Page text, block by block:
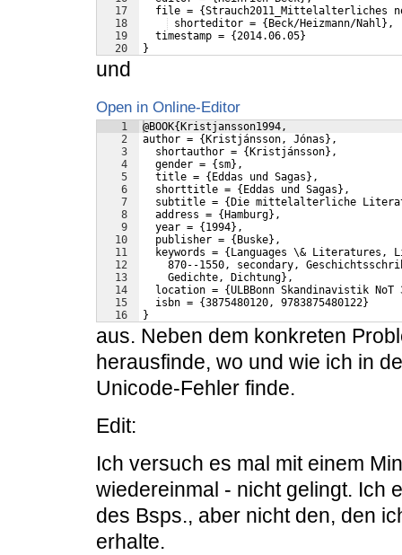
17
18
19
20
file = {Strauch2011_Mittelalterliches
shorteditor = {Beck/Heizmann/Nahl},
  timestamp = {2014.06.05}
}
und
Open in Online-Editor
1
2
3
4
5
6
7
8
9
10
11
12
13
14
15
16
@BOOK{Kristjansson1994,
author = {Kristjánsson, Jónas},
  shortauthor = {Kristjánsson},
  gender = {sm},
  title = {Eddas und Sagas},
  shorttitle = {Eddas und Sagas},
subtitle = {Die mittelalterliche
  address = {Hamburg},
  year = {1994},
  publisher = {Buske},
keywords = {Languages \& Literatures,
870--1550, secondary,
    Gedichte, Dichtung},
location = {ULBBonn Skandinavistik NoT
  isbn = {3875480120, 9783875480122}
}
aus. Neben dem konkreten
herausfinde, wo und wie ich in
Unicode-Fehler finde.
Edit:
Ich versuch es mal mit einem
wiedereinmal - nicht gelingt. Ich
des Bsps., aber nicht den, den
erhalte.